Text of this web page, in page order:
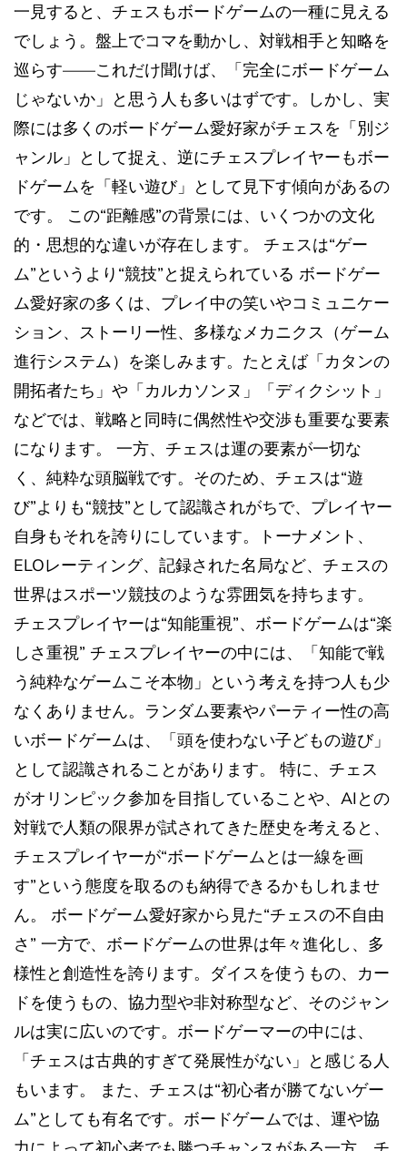
一見すると、チェスもボードゲームの一種に見える
でしょう。盤上でコマを動かし、対戦相手と知略を
巡らす——これだけ聞けば、「完全にボードゲーム
じゃないか」と思う人も多いはずです。しかし、実
際には多くのボードゲーム愛好家がチェスを「別ジ
ャンル」として捉え、逆にチェスプレイヤーもボー
ドゲームを「軽い遊び」として見下す傾向があるの
です。 この“距離感”の背景には、いくつかの文化
的・思想的な違いが存在します。 チェスは“ゲー
ム”というより“競技”と捉えられている ボードゲー
ム愛好家の多くは、プレイ中の笑いやコミュニケー
ション、ストーリー性、多様なメカニクス（ゲーム
進行システム）を楽しみます。たとえば「カタンの
開拓者たち」や「カルカソンヌ」「ディクシット」
などでは、戦略と同時に偶然性や交渉も重要な要素
になります。 一方、チェスは運の要素が一切な
く、純粋な頭脳戦です。そのため、チェスは“遊
び”よりも“競技”として認識されがちで、プレイヤー
自身もそれを誇りにしています。トーナメント、
ELOレーティング、記録された名局など、チェスの
世界はスポーツ競技のような雰囲気を持ちます。
チェスプレイヤーは“知能重視”、ボードゲームは“楽
しさ重視” チェスプレイヤーの中には、「知能で戦
う純粋なゲームこそ本物」という考えを持つ人も少
なくありません。ランダム要素やパーティー性の高
いボードゲームは、「頭を使わない子どもの遊び」
として認識されることがあります。 特に、チェス
がオリンピック参加を目指していることや、AIとの
対戦で人類の限界が試されてきた歴史を考えると、
チェスプレイヤーが“ボードゲームとは一線を画
す”という態度を取るのも納得できるかもしれませ
ん。 ボードゲーム愛好家から見た“チェスの不自由
さ” 一方で、ボードゲームの世界は年々進化し、多
様性と創造性を誇ります。ダイスを使うもの、カー
ドを使うもの、協力型や非対称型など、そのジャン
ルは実に広いのです。ボードゲーマーの中には、
「チェスは古典的すぎて発展性がない」と感じる人
もいます。 また、チェスは“初心者が勝てないゲー
ム”としても有名です。ボードゲームでは、運や協